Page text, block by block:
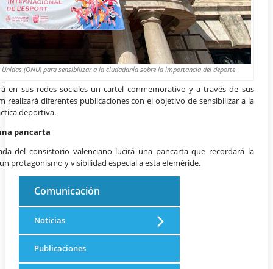
(ONU) para sensibilizar a la ciudadanía sobre la importancia del deporte
en sus redes sociales un cartel conmemorativo y a través de sus
realizará diferentes publicaciones con el objetivo de sensibilizar a la
deportiva.
pancarta
del consistorio valenciano lucirá una pancarta que recordará la
protagonismo y visibilidad especial a esta efeméride.
Comunicación
Noticias
Publicaciones